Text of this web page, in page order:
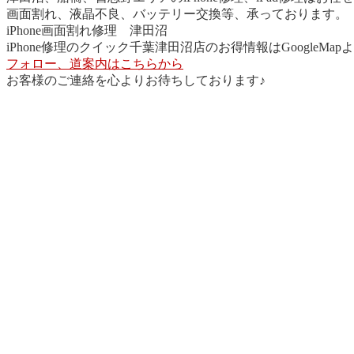
画面割れ、液晶不良、バッテリー交換等、承っております。
iPhone画面割れ修理 津田沼
iPhone修理のクイック千葉津田沼店のお得情報はGoogleMap
フォロー、道案内はこちらから
お客様のご連絡を心よりお待ちしております♪